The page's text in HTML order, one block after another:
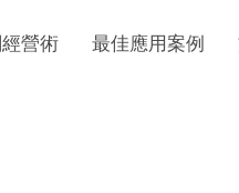
營術 最佳應用案例